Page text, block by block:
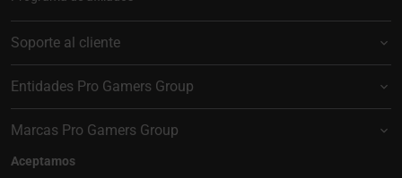
Soporte al cliente
Entidades Pro Gamers Group
Marcas Pro Gamers Group
Aceptamos